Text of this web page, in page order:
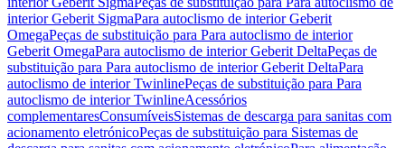
interior Geberit SigmaPara autoclismo de interior Geberit
OmegaPeças de substituição para Para autoclismo de interior
Geberit OmegaPara autoclismo de interior Geberit DeltaPeças de
substituição para Para autoclismo de interior Geberit DeltaPara
autoclismo de interior TwinlinePeças de substituição para Para
autoclismo de interior TwinlineAcessórios
complementaresConsumíveisSistemas de descarga para sanitas com
acionamento eletrónicoPeças de substituição para Sistemas de